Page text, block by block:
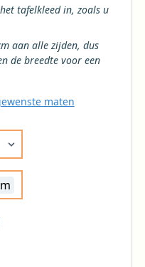
in, zoals u
aan alle zijden, dus
maten
af te laten werken
afwerking (niet